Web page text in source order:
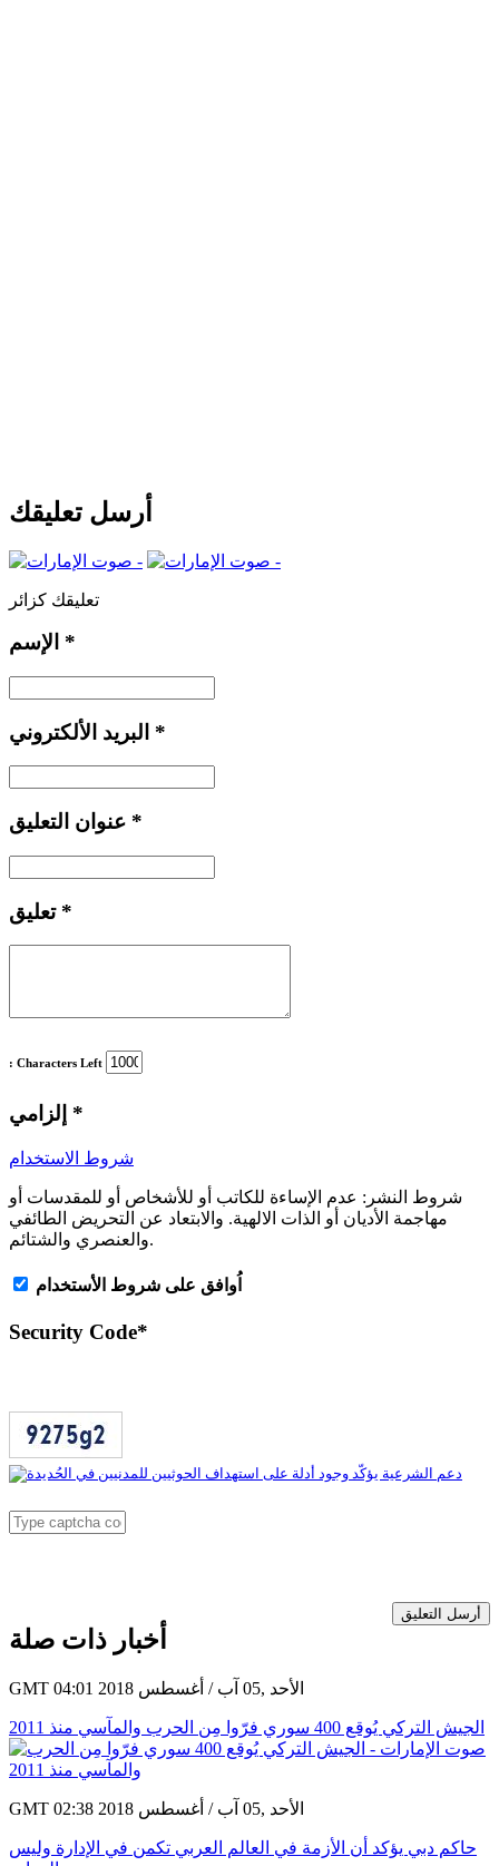
أرسل تعليقك
تعليقك كزائر
*
*
*
تعليق *
: Characters Left
*
شروط الاستخدام
شروط النشر: عدم الإساءة للكاتب أو للأشخاص أو للمقدسات أو
مهاجمة الأديان أو الذات الالهية. والابتعاد عن التحريض الطائفي
والعنصري والشتائم.
اُوافق على شروط الأستخدام
Security Code*
أرسل التعليق
أخبار ذات صلة
GMT 04:01 2018 الأحد ,05 آب / أغسطس
الجيش التركي يُوقع 400 سوري فرّوا مِن الحرب والمآسي منذ 2011
GMT 02:38 2018 الأحد ,05 آب / أغسطس
حاكم دبي يؤكد أن الأزمة في العالم العربي تكمن في الإدارة وليس